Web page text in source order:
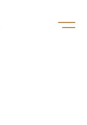
Ouvrir/